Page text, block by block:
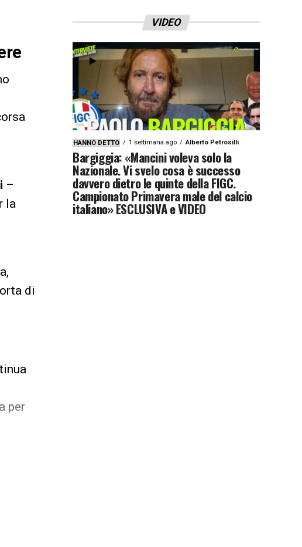
–
la
di
per
VIDEO
HANNO DETTO 1 settimana ago Alberto Petrosilli
Bargiggia: «Mancini voleva solo la
Nazionale. Vi svelo cosa è successo
davvero dietro le quinte della FIGC.
Campionato Primavera male del calcio
italiano» ESCLUSIVA e VIDEO